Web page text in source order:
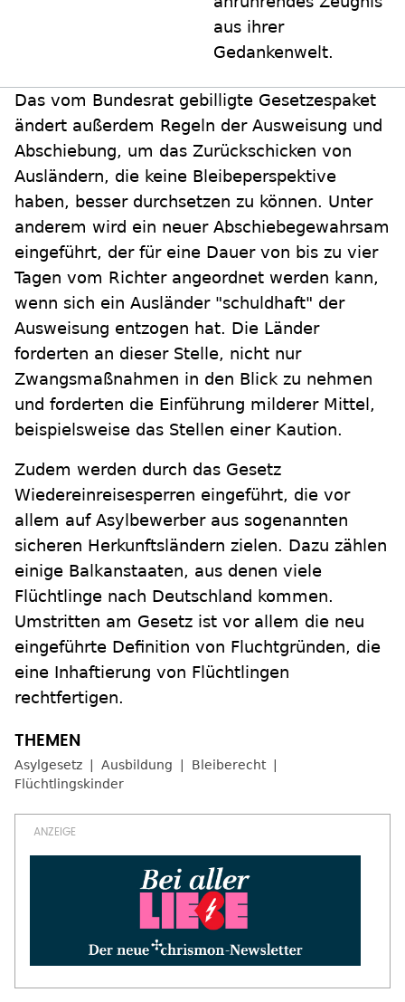
aus ihrer
Gedankenwelt.
Das vom Bundesrat gebilligte Gesetzespaket
ändert außerdem Regeln der Ausweisung und
Abschiebung, um das Zurückschicken von
Ausländern, die keine Bleibeperspektive
haben, besser durchsetzen zu können. Unter
anderem wird ein neuer Abschiebegewahrsam
eingeführt, der für eine Dauer von bis zu vier
Tagen vom Richter angeordnet werden kann,
wenn sich ein Ausländer "schuldhaft" der
Ausweisung entzogen hat. Die Länder
forderten an dieser Stelle, nicht nur
Zwangsmaßnahmen in den Blick zu nehmen
und forderten die Einführung milderer Mittel,
beispielsweise das Stellen einer Kaution.
Zudem werden durch das Gesetz
Wiedereinreisesperren eingeführt, die vor
allem auf Asylbewerber aus sogenannten
sicheren Herkunftsländern zielen. Dazu zählen
einige Balkanstaaten, aus denen viele
Flüchtlinge nach Deutschland kommen.
Umstritten am Gesetz ist vor allem die neu
eingeführte Definition von Fluchtgründen, die
eine Inhaftierung von Flüchtlingen
rechtfertigen.
Asylgesetz Ausbildung
Bleiberecht
Flüchtlingskinder